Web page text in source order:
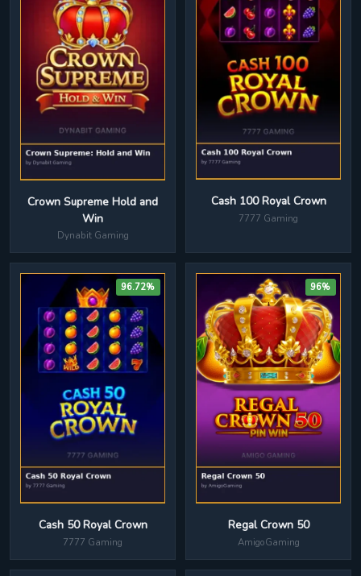
Crown Supreme Hold and
Win
Dynabit Gaming
Cash 100 Royal Crown
7777 Gaming
96.72%
Cash 50 Royal Crown
7777 Gaming
96%
Regal Crown 50
AmigoGaming